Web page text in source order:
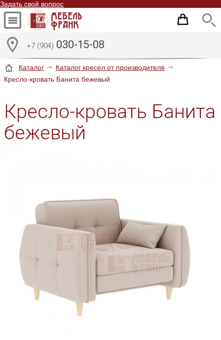
Задать свой вопрос
+7 (904) 030-15-08
Каталог
Каталог кресел от производителя
Кресло-кровать Банита бежевый
Кресло-кровать Банита
бежевый